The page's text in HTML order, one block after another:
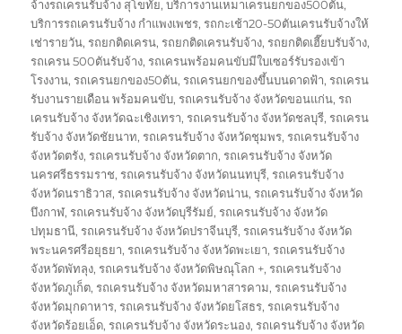
จ้างรถเครนรับจ้าง สุโขทัย,บริการงานเหมาเครนยกของ500ตัน,
บริการรถเครนรับจ้าง กำแพงเพชร,รถกะเช้า20-50ตันเครนรับจ้างให้
เช่ารายวัน,รถยกติดเครน,รถยกติดเครนรับจ้าง,รถยกติดเฮี๊ยบรับจ้าง,
รถเครน 500ตันรับจ้าง,รถเครนพร้อมคนขับมีใบเซอร์รับรองเข้า
โรงงาน,รถเครนยกของ50ตัน,รถเครนยกของขึ้นบนดาดฟ้า,รถเครน
รับงานรายเดือน พร้อมคนขับ,รถเครนรับจ้าง จังหวัดขอนแก่น,รถ
เครนรับจ้าง จังหวัดฉะเชิงเทรา,รถเครนรับจ้าง จังหวัดชลบุรี,รถเครน
รับจ้าง จังหวัดชัยนาท,รถเครนรับจ้าง จังหวัดชุมพร,รถเครนรับจ้าง
จังหวัดตรัง,รถเครนรับจ้าง จังหวัดตาก,รถเครนรับจ้าง จังหวัด
นครศรีธรรมราช,รถเครนรับจ้าง จังหวัดนนทบุรี,รถเครนรับจ้าง
จังหวัดนราธิวาส,รถเครนรับจ้าง จังหวัดน่าน,รถเครนรับจ้าง จังหวัด
บึงกาฬ,รถเครนรับจ้าง จังหวัดบุรีรัมย์,รถเครนรับจ้าง จังหวัด
ปทุมธานี,รถเครนรับจ้าง จังหวัดปราจีนบุรี,รถเครนรับจ้าง จังหวัด
พระนครศรีอยุธยา,รถเครนรับจ้าง จังหวัดพะเยา,รถเครนรับจ้าง
จังหวัดพัทลุง,รถเครนรับจ้าง จังหวัดพิษณุโลก +,รถเครนรับจ้าง
จังหวัดภูเก็ต,รถเครนรับจ้าง จังหวัดมหาสารคาม,รถเครนรับจ้าง
จังหวัดมุกดาหาร,รถเครนรับจ้าง จังหวัดยโสธร,รถเครนรับจ้าง
จังหวัดร้อยเอ็ด,รถเครนรับจ้าง จังหวัดระนอง,รถเครนรับจ้าง จังหวัด